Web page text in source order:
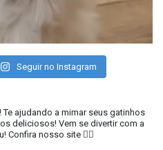
Seguir no Instagram
Te ajudando a mimar seus gatinhos
deliciosos! Vem se divertir com a
Confira nosso site 👇🏻